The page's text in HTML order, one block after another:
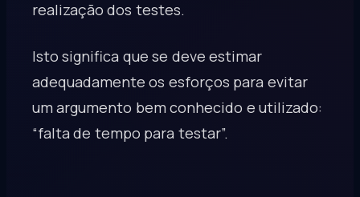
realização dos testes.
Isto significa que se deve estimar
adequadamente os esforços para evitar
um argumento bem conhecido e utilizado:
“falta de tempo para testar”.